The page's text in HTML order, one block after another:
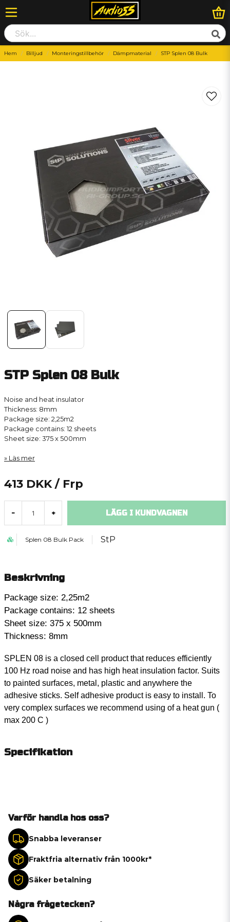
Hem Billjud Monteringstillbehör Dämpmaterial STP Splen 08 Bulk
STP Splen 08 Bulk
Noise and heat insulator
Thickness: 8mm
Package size: 2,25m2
Package contains: 12 sheets
Sheet size: 375 x 500mm
Läs mer
413 DKK / Frp
- + LÄGG I KUNDVAGNEN
Splen 08 Bulk Pack StP
Beskrivning
Package size: 2,25m2
Package contains: 12 sheets
Sheet size: 375 x 500mm
Thickness: 8mm
SPLEN 08 is a closed cell product that reduces efficiently
100 Hz road noise and has high heat insulation factor. Suits
to painted surfaces, metal, plastic and anywhere the
adhesive sticks. Self adhesive product is easy to install. To
very complex surfaces we recommend using of a heat gun (
max 200 C )
Specifikation
Varför handla hos oss?
Snabba leveranser
Fraktfria alternativ från 1000kr*
Säker betalning
Några frågetecken?